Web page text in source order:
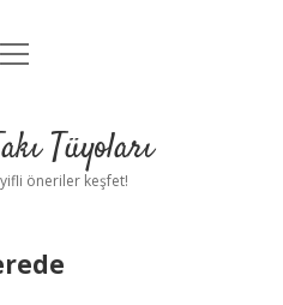
Uyarı
menüyü
Tüyoları
öneriler keşfet!